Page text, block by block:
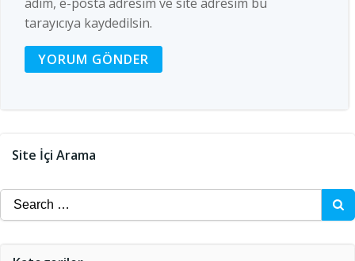
tarayıcıya kaydedilsin.
Site İçi Arama
Search
for: